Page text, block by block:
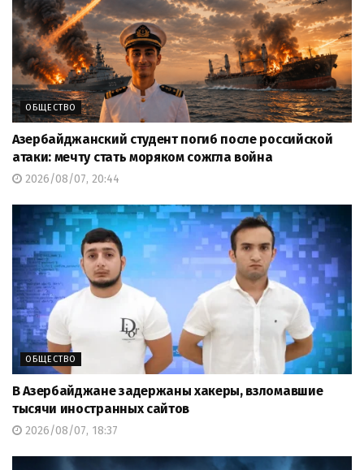
ОБЩЕСТВО
Азербайджанский студент погиб после российской
атаки: мечту стать моряком сожгла война
2026/08/07, 20:44
ОБЩЕСТВО
В Азербайджане задержаны хакеры, взломавшие
тысячи иностранных сайтов
2026/08/07, 18:37